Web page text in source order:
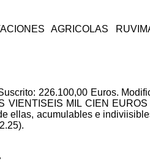
AGRICOLAS
226.100,00 Euros.
VIENTISEIS MIL CIEN
ellas, acumulables e